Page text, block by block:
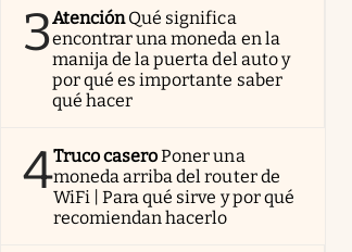
3AtenciónQué significa
encontrar una moneda en la
manija de la puerta del auto y
por qué es importante saber
qué hacer
4Truco caseroPoner una
moneda arriba del router de
WiFi | Para qué sirve y por qué
recomiendan hacerlo